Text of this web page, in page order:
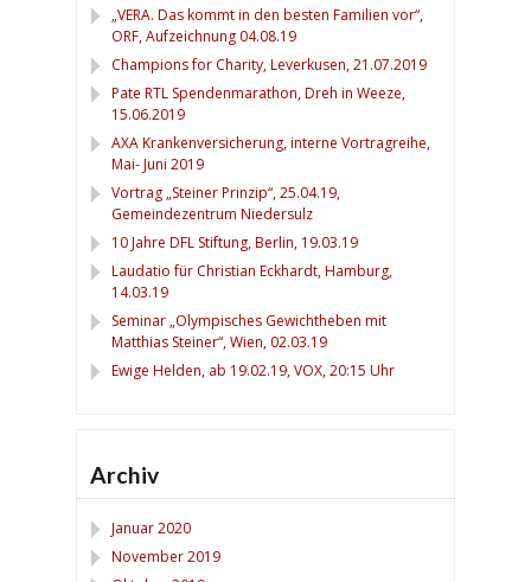
„VERA. Das kommt in den besten Familien vor“,
ORF, Aufzeichnung 04.08.19
Champions for Charity, Leverkusen, 21.07.2019
Pate RTL Spendenmarathon, Dreh in Weeze,
15.06.2019
AXA Krankenversicherung, interne Vortragreihe,
Mai- Juni 2019
Vortrag „Steiner Prinzip“, 25.04.19,
Gemeindezentrum Niedersulz
10 Jahre DFL Stiftung, Berlin, 19.03.19
Laudatio für Christian Eckhardt, Hamburg,
14.03.19
Seminar „Olympisches Gewichtheben mit
Matthias Steiner“, Wien, 02.03.19
Ewige Helden, ab 19.02.19, VOX, 20:15 Uhr
Archiv
Januar 2020
November 2019